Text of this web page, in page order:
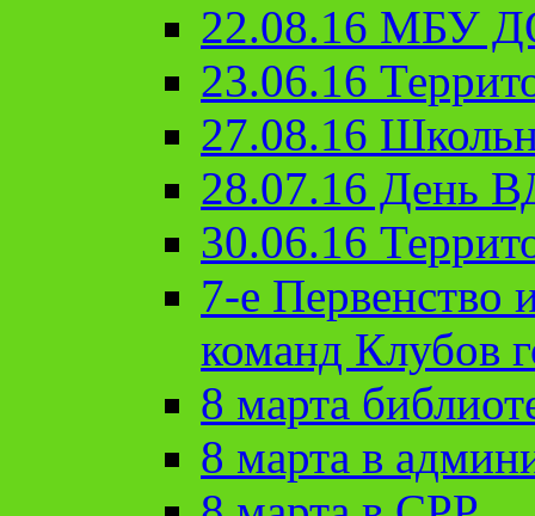
22.08.16 МБУ
23.06.16
27.08.16
28.07.16 День
30.06.16
7-е Первенство
команд Клубов
8 марта
8 марта в